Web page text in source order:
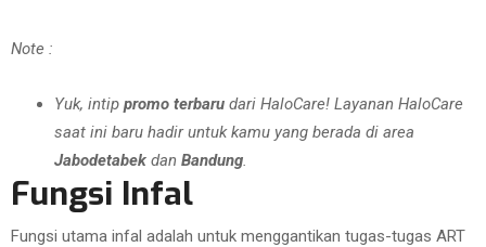
Note :
Yuk, intip promo terbaru dari HaloCare! Layanan HaloCare
saat ini baru hadir untuk kamu yang berada di area
Jabodetabek dan Bandung.
Fungsi Infal
Fungsi utama infal adalah untuk menggantikan tugas-tugas ART